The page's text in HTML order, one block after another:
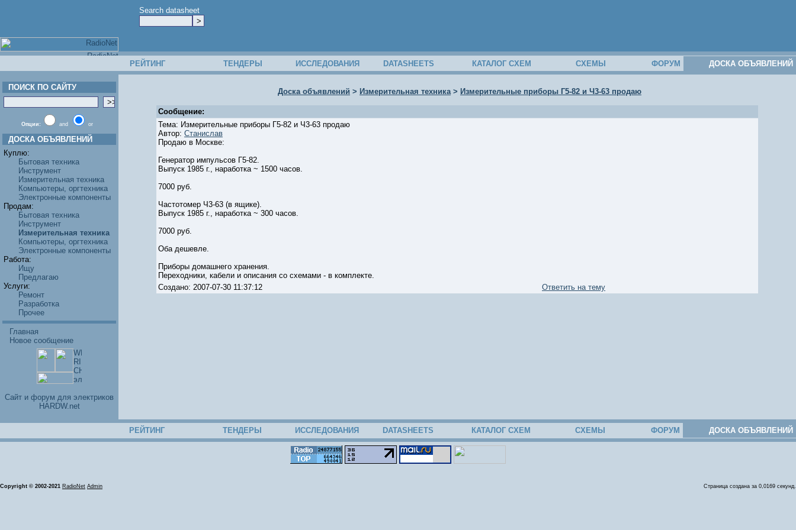
Search datasheet
РЕЙТИНГ ТЕНДЕРЫ ИССЛЕДОВАНИЯ DATASHEETS КАТАЛОГ СХЕМ СХЕМЫ ФОРУМ ДОСКА ОБЪЯВЛЕНИЙ
ПОИСК ПО САЙТУ
Опции: and or
ДОСКА ОБЪЯВЛЕНИЙ
Куплю:
Бытовая техника
Инструмент
Измерительная техника
Компьютеры, оргтехника
Электронные компоненты
Продам:
Бытовая техника
Инструмент
Измерительная техника
Компьютеры, оргтехника
Электронные компоненты
Работа:
Ищу
Предлагаю
Услуги:
Ремонт
Разработка
Прочее
Главная
Новое сообщение
Cайт и форум для электриков
HARDW.net
Доска объявлений > Измерительная техника> Измерительные приборы Г5-82 и Ч3-63 продаю
Сообщение:
Тема: Измерительные приборы Г5-82 и Ч3-63 продаю
Автор: Станислав
Продаю в Москве:
Генератор импульсов Г5-82.
Выпуск 1985 г., наработка ~ 1500 часов.
7000 руб.
Частотомер Ч3-63 (в ящике).
Выпуск 1985 г., наработка ~ 300 часов.
7000 руб.
Оба дешевле.
Приборы домашнего хранения.
Переходники, кабели и описания со схемами - в комплекте.
Создано: 2007-07-30 11:37:12
Ответить на тему
РЕЙТИНГ ТЕНДЕРЫ ИССЛЕДОВАНИЯ DATASHEETS КАТАЛОГ СХЕМ СХЕМЫ ФОРУМ ДОСКА ОБЪЯВЛЕНИЙ
Copyright © 2002-2021 RadioNet Admin Страница создана за 0,0169 секунд.